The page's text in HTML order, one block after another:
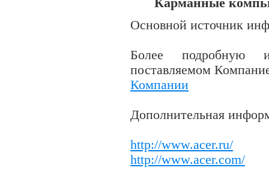
Карманные
Основной источник
Более подробную
поставляемом
Компании
Дополнительная
http://www.acer.ru/
http://www.acer.com/